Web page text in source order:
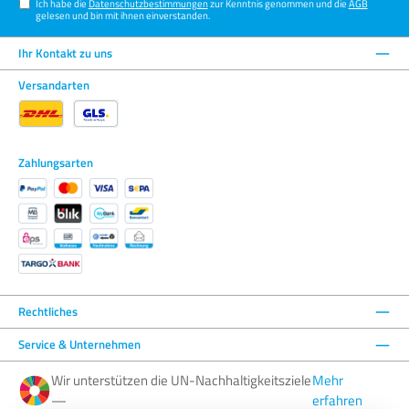
Ich habe die Datenschutzbestimmungenzur Kenntnis genommen und dieAGB
gelesen und bin mit ihnen einverstanden.
Ihr Kontakt zu uns
Versandarten
Zahlungsarten
Rechtliches
Service & Unternehmen
Wir unterstützen die UN-Nachhaltigkeitsziele
—
Mehr
erfahren